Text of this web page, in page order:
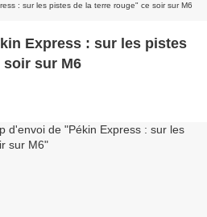
: sur les pistes de la terre rouge" ce soir sur M6
Express : sur les pistes
sur M6